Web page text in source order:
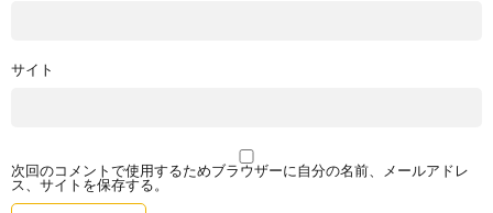
サイト
次回のコメントで使用するためブラウザーに自分の名前、メールアドレ
ス、サイトを保存する。